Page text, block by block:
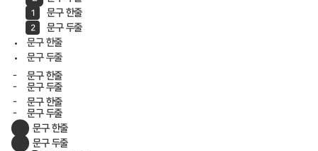
문구 한줄
문구 두줄
문구 한줄
문구 두줄
문구 한줄
문구 두줄
문구 한줄
문구 두줄
문구 한줄
문구 두줄